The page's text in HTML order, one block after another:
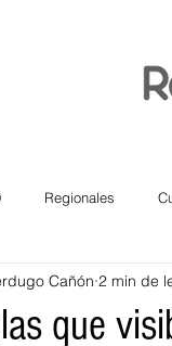
Regionales
La Guajira Cesar
que
Cañón 2 min de